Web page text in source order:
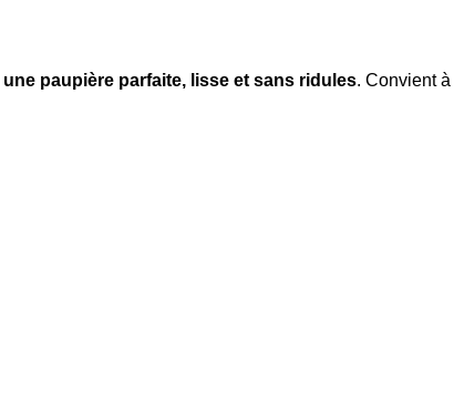
une paupière parfaite, lisse et sans ridules. Convient à